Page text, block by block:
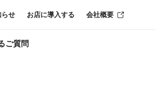
ご質問
らせ お店に導入する 会社概要